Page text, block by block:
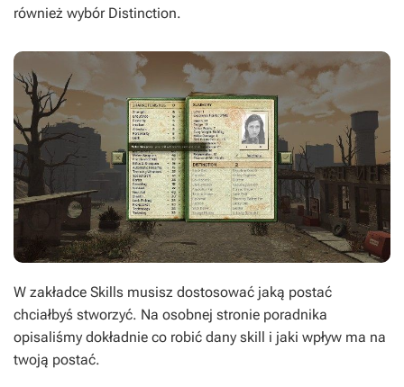
również wybór Distinction.
W zakładce Skills musisz dostosować jaką postać
chciałbyś stworzyć. Na osobnej stronie poradnika
opisaliśmy dokładnie co robić dany skill i jaki wpływ ma na
twoją postać.